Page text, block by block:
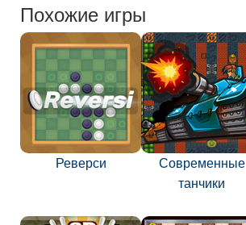
Похожие игры
Реверси
Современные
танчики